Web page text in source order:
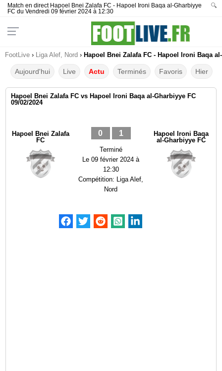
Match en direct Hapoel Bnei Zalafa FC - Hapoel Ironi Baqa al-Gharbiyye
FC du Vendredi 09 février 2024 à 12:30
🔍
FootLive › Liga Alef, Nord › Hapoel Bnei Zalafa FC - Hapoel Ironi Baqa
Aujourd'hui Live Actu Terminés Favoris Hier
Hapoel Bnei Zalafa FC vs Hapoel Ironi Baqa al-Gharbiyye FC
09/02/2024
Hapoel Bnei Zalafa
FC
0 1
Terminé
Le09 février 2024 à
12:30
Compétition: Liga Alef,
Nord
Hapoel Ironi Baqa
al-Gharbiyye FC